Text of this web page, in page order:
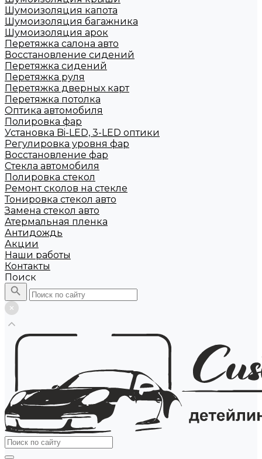
Шумоизоляция капота
Шумоизоляция багажника
Шумоизоляция арок
Перетяжка салона авто
Восстановление сидений
Перетяжка сидений
Перетяжка руля
Перетяжка дверных карт
Перетяжка потолка
Оптика автомобиля
Полировка фар
Установка Bi-LED, 3-LED оптики
Регулировка уровня фар
Восстановление фар
Стекла автомобиля
Полировка стекол
Ремонт сколов на стекле
Тонировка стекол авто
Замена стекол авто
Атермальная пленка
Антидождь
Акции
Наши работы
Контакты
Поиск